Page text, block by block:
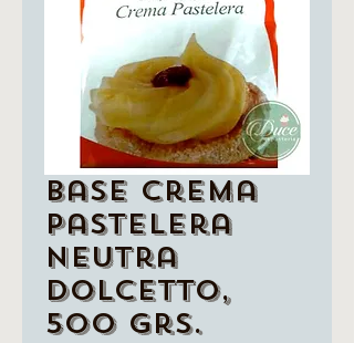
Base Crema
Pastelera
Neutra
Dolcetto,
500 grs.